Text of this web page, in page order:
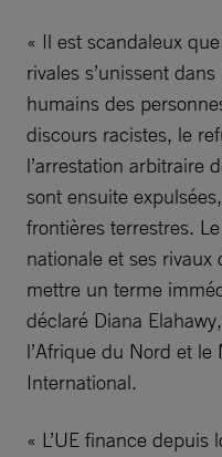
« Il est scandaleux
rivales s’unissent
humains des
discours racistes, le
l’arrestation arbitraire
sont ensuite
frontières terrestres.
nationale et ses rivaux
mettre un terme
déclaré Diana
l’Afrique du Nord et le
International.
« L’UE finance